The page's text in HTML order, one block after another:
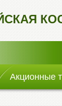
Акционные